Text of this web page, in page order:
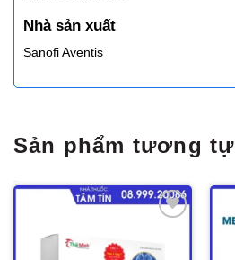
Nhà sản xuất
Sanofi Aventis
Sản phẩm tương tự